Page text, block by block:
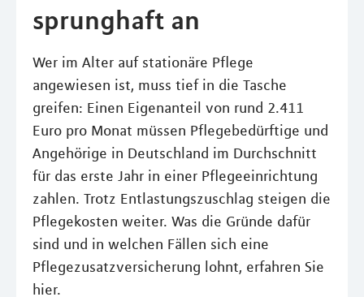
sprunghaft an
Wer im Alter auf stationäre Pflege
angewiesen ist, muss tief in die Tasche
greifen: Einen Eigenanteil von rund 2.411
Euro pro Monat müssen Pflegebedürftige und
Angehörige in Deutschland im Durchschnitt
für das erste Jahr in einer Pflegeeinrichtung
zahlen. Trotz Entlastungszuschlag steigen die
Pflegekosten weiter. Was die Gründe dafür
sind und in welchen Fällen sich eine
Pflegezusatzversicherung lohnt, erfahren Sie
hier.